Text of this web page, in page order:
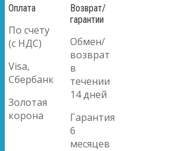
Оплата
По счету
(с НДС)
Visa,
Сбербанк
Золотая
корона
Возврат/
гарантии
Обмен/
возврат
в
течении
14 дней
Гарантия
6
месяцев